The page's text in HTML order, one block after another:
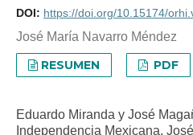
DOI: https://doi.org/10.15174/
José María Navarro Méndez
RESUMEN PDF
Eduardo Miranda y José
Independencia Mexicana,